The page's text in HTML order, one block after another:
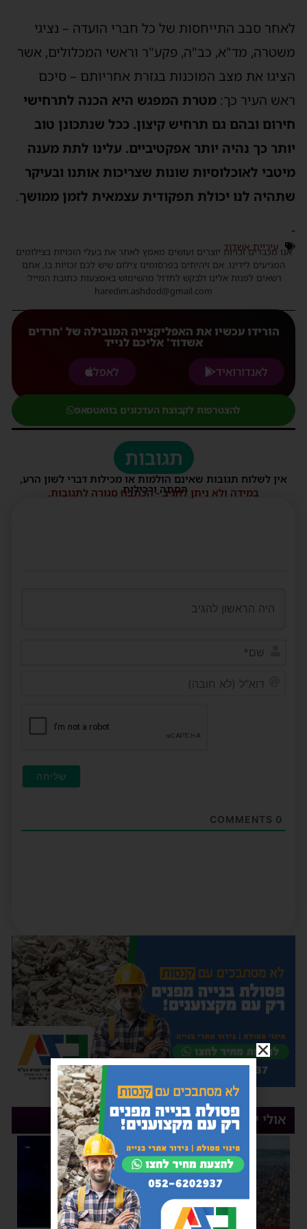
לאחר סבב התייחסות של כל חברי הועדה – נציגי
משטרה, מד"א, כב"ה, פקע"ר וראשי המכלולים, אשר
הציגו את מצב המוכנות בגזרת אחריותם – סיכם
ראש העיר כך: מטרת המפגש היא הכנה לתרחישי
חירום ובהם גם תרחיש קיצון. ככל שנתכונן טוב
יותר כך נהיה יותר אפקטיביים. עלינו לתת מענה
מיטבי לאוכלוסיות שונות שצריכות אותנו ובעיקר
שתהיה לנו יכולת תפקודית עצמאית לזמן ממושך.
-
עיריית אשדוד
אנו מכבדים זכויות יוצרים ועושים מאמץ לאתר את בעלי הזכויות בצילומים
המגיעים לידינו. אם זיהיתים בפרסומינו צילום שיש לכם זכויות בו, אתם
רשאים לפנות אלינו ולבקש לחדול מהשימוש באמצעות כתובת המייל:
haredim.ashdod@gmail.com
הורידו עכשיו את האפליקצייה המובילה של 'חרדים
אשדוד' אליכם לנייד
לאנדורואיד
לאפל
להצטרפות לקבוצת העדכונים בוואטסאפ
תגובות
אין לשלוח תגובות שאינם הולמות או מכילות דברי לשון הרע,
הסתה ורכילות.
במידה ולא ניתן להגיב - הכתבה סגורה לתגובות.
0
אולי יעניין אותך